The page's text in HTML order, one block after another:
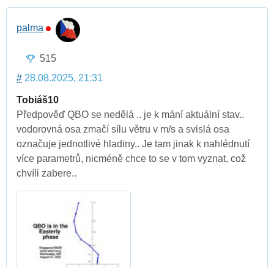
palma
515
# 28.08.2025, 21:31
Tobiáš10
Předpověď QBO se nedělá .. je k mání aktuální stav..
vodorovná osa zmačí sílu větru v m/s a svislá osa
označuje jednotlivé hladiny.. Je tam jinak k nahlédnutí
více parametrů, nicméně chce to se v tom vyznat, což
chvíli zabere..